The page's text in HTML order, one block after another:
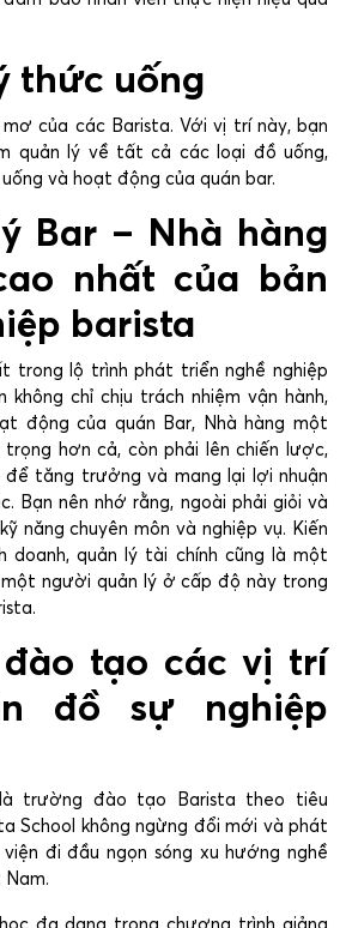
thức uống
của các Barista. Với vị trí này, bạn
quản lý về tất cả các loại đồ uống,
và hoạt động của quán bar.
Bar – Nhà hàng
nhất của bản
barista
trong lộ trình phát triển nghề nghiệp
không chỉ chịu trách nhiệm vận hành,
động của quán Bar, Nhà hàng một
trọng hơn cả, còn phải lên chiến lược,
để tăng trưởng và mang lại lợi nhuận
Bạn nên nhớ rằng, ngoài phải giỏi và
năng chuyên môn và nghiệp vụ. Kiến
doanh, quản lý tài chính cũng là một
người quản lý ở cấp độ này trong
tạo các vị trí
đồ sự nghiệp
trường đào tạo Barista theo tiêu
School không ngừng đổi mới và phát
đi đầu ngọn sóng xu hướng nghề